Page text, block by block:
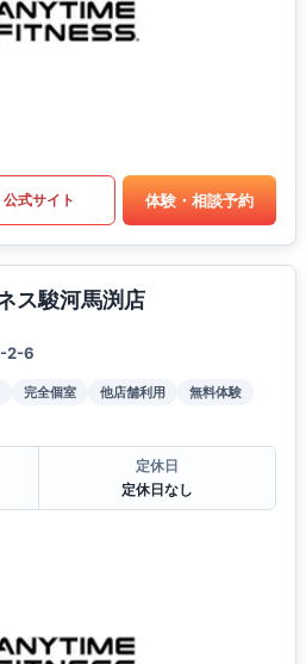
公式サイト 体験・相談予約
ス駿河馬渕店
2-6
完全個室 他店舗利用
無料体験
定休日
定休日なし